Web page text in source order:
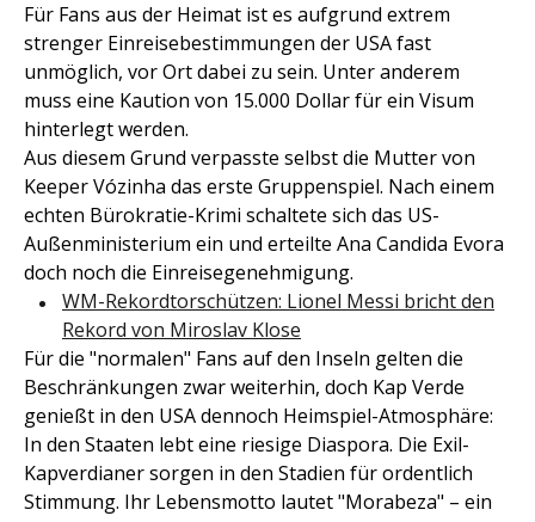
Für Fans aus der Heimat ist es aufgrund extrem
strenger Einreisebestimmungen der USA fast
unmöglich, vor Ort dabei zu sein. Unter anderem
muss eine Kaution von 15.000 Dollar für ein Visum
hinterlegt werden.
Aus diesem Grund verpasste selbst die Mutter von
Keeper Vózinha das erste Gruppenspiel. Nach einem
echten Bürokratie-Krimi schaltete sich das US-
Außenministerium ein und erteilte Ana Candida Evora
doch noch die Einreisegenehmigung.
WM-Rekordtorschützen: Lionel Messi bricht den
Rekord von Miroslav Klose
Für die "normalen" Fans auf den Inseln gelten die
Beschränkungen zwar weiterhin, doch Kap Verde
genießt in den USA dennoch Heimspiel-Atmosphäre:
In den Staaten lebt eine riesige Diaspora. Die Exil-
Kapverdianer sorgen in den Stadien für ordentlich
Stimmung. Ihr Lebensmotto lautet "Morabeza" – ein